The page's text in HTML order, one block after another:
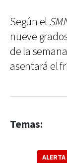
Según el
nueve
de la
asentará el
Temas:
ALERTA